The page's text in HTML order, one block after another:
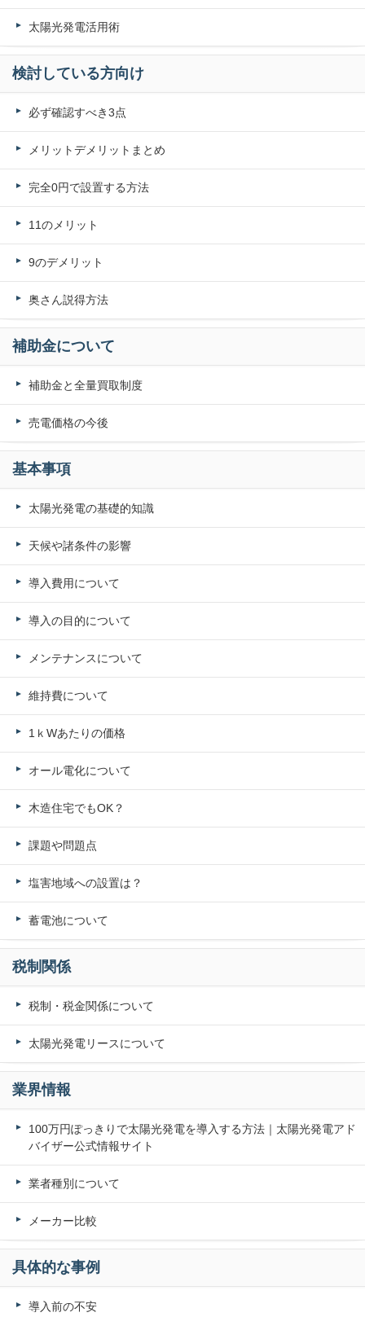
太陽光発電活用術
検討している方向け
必ず確認すべき3点
メリットデメリットまとめ
完全0円で設置する方法
11のメリット
9のデメリット
奥さん説得方法
補助金について
補助金と全量買取制度
売電価格の今後
基本事項
太陽光発電の基礎的知識
天候や諸条件の影響
導入費用について
導入の目的について
メンテナンスについて
維持費について
1ｋWあたりの価格
オール電化について
木造住宅でもOK？
課題や問題点
塩害地域への設置は？
蓄電池について
税制関係
税制・税金関係について
太陽光発電リースについて
業界情報
100万円ぽっきりで太陽光発電を導入する方法｜太陽光発電アド
バイザー公式情報サイト
業者種別について
メーカー比較
具体的な事例
導入前の不安